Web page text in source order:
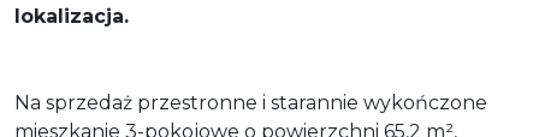
lokalizacja.
Na sprzedaż przestronne i starannie wykończone
mieszkanie 3-pokojowe o powierzchni 65,2 m²,